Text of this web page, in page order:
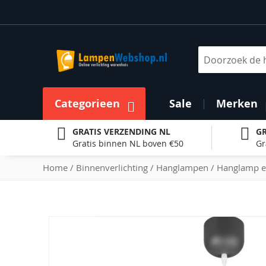
naar
inhoud
Categorieen Sale Merken
GRATIS VERZENDING NL
Gratis binnen NL boven €50
Home Binnenverlichting Hanglampen Hanglamp